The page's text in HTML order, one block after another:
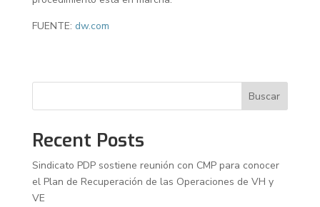
FUENTE: dw.com
Buscar
Recent Posts
Sindicato PDP sostiene reunión con CMP para conocer
el Plan de Recuperación de las Operaciones de VH y
VE